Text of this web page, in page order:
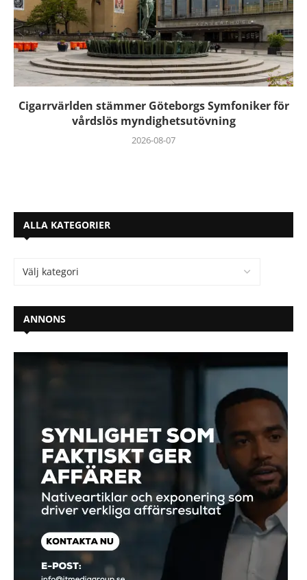
Cigarrvärlden stämmer Göteborgs Symfoniker för
vårdslös myndighetsutövning
2026-08-07
ALLA KATEGORIER
ANNONS